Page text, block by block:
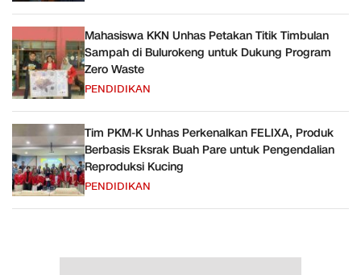
Mahasiswa KKN Unhas Petakan Titik Timbulan
Sampah di Bulurokeng untuk Dukung Program
Zero Waste
PENDIDIKAN
Tim PKM-K Unhas Perkenalkan FELIXA, Produk
Berbasis Eksrak Buah Pare untuk Pengendalian
Reproduksi Kucing
PENDIDIKAN